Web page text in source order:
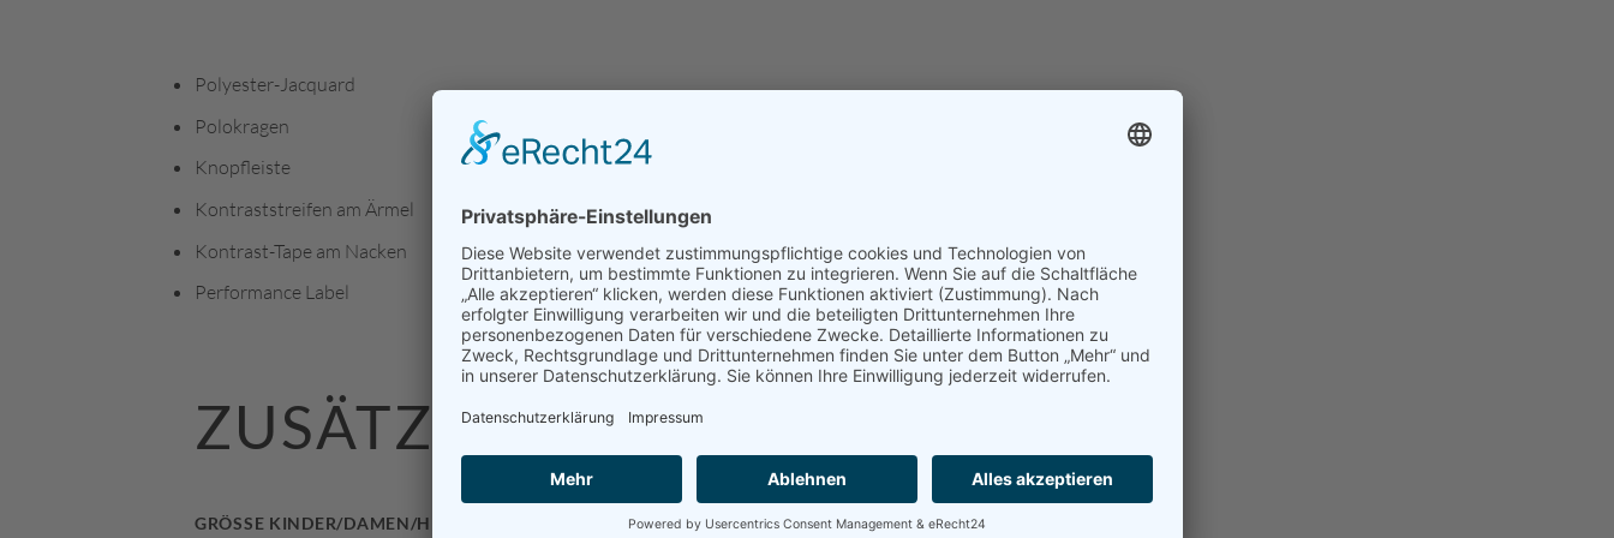
Polyester-Jacquard
Polokragen
Knopfleiste
Kontraststreifen am Ärmel
Kontrast-Tape am Nacken
Performance Label
ZUSÄTZLICHE INFORMATIONEN
GRÖSSE KINDER/DAMEN/HERREN 140, 152, 164, 34, 36, 38, 40, 42, 44, S, M, L, XL, 2XL, 3XL, 4XL